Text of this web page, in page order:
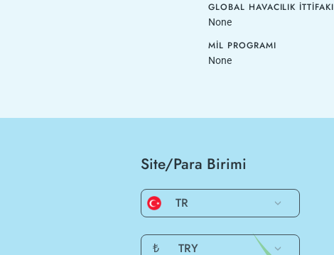
GLOBAL HAVACILIK İTTIFAKI
None
MIL PROGRAMI
None
Site/Para Birimi
TR
₺ TRY